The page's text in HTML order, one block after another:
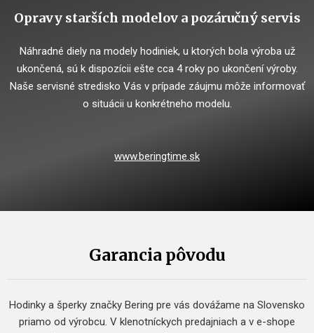
Opravy starších modelov a pozáručný servis
Náhradné diely na modely hodiniek, u ktorých bola výroba už
ukončená, sú k dispozícii ešte cca 4 roky po ukončení výroby.
Naše servisné stredisko Vás v prípade záujmu môže informovať
o situácii u konkrétneho modelu.
www.beringtime.sk
Garancia pôvodu
Hodinky a šperky značky Bering pre vás dovážame na Slovensko
priamo od výrobcu. V klenotníckych predajniach a v e-shope